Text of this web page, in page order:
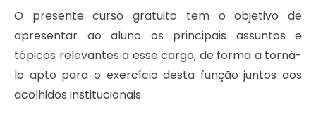
O presente curso gratuito tem o objetivo de
apresentar ao aluno os principais assuntos e
tópicos relevantes a esse cargo, de forma a torná-
lo apto para o exercício desta função juntos aos
acolhidos institucionais.